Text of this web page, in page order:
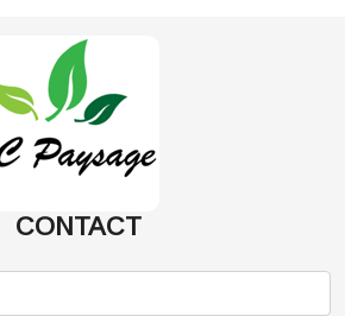
CONTACT